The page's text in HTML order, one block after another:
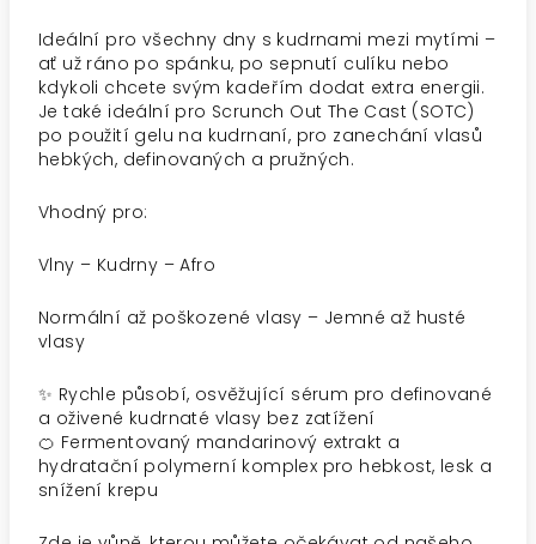
Ideální pro všechny dny s kudrnami mezi mytími –
ať už ráno po spánku, po sepnutí culíku nebo
kdykoli chcete svým kadeřím dodat extra energii.
Je také ideální pro Scrunch Out The Cast (SOTC)
po použití gelu na kudrnaní, pro zanechání vlasů
hebkých, definovaných a pružných.
Vhodný pro:
Vlny – Kudrny – Afro
Normální až poškozené vlasy – Jemné až husté
vlasy
✨ Rychle působí, osvěžující sérum pro definované
a oživené kudrnaté vlasy bez zatížení
🍊 Fermentovaný mandarinový extrakt a
hydratační polymerní komplex pro hebkost, lesk a
snížení krepu